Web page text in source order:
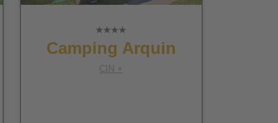
Camping Arquin
CIN +